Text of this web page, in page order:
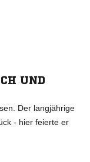
UND
Der langjährige
- hier feierte er